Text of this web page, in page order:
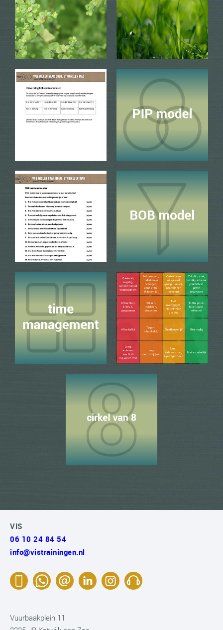
Bliksem Teammeter
info + bestellen
BOB model
info + bestellen
Time management Team Ontwikkelingsfases
info + bestellen
info + bestellen
VIS
06 10 24 84 54
info@vistrainingen.nl
Vuurbaakplein 11